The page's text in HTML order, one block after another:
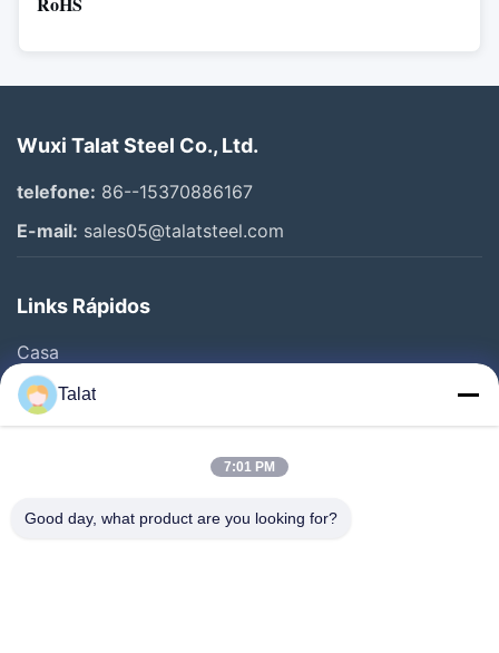
Wuxi Talat Steel Co., Ltd.
telefone: 86--15370886167
E-mail: sales05@talatsteel.com
Links Rápidos
Casa
Produtos
Quem Somos
Controle De Qualidade
Talat
7:01 PM
Good day, what product are you looking for?